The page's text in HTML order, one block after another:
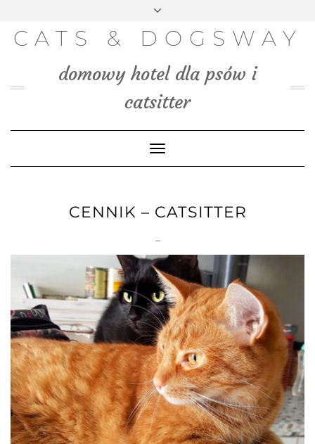
content
MEDIA
KONTAKT
CATS & DOGSWAY
domowy hotel dla psów i
catsitter
Toggle
Navigation
CENNIK – CATSITTER
–